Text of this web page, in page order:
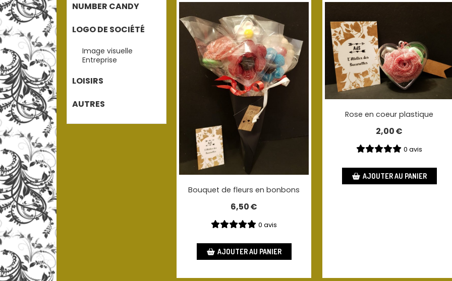
NUMBER CANDY
LOGO DE SOCIÉTÉ
Image visuelle
Entreprise
LOISIRS
AUTRES
Bouquet de fleurs en bonbons
6,50€
0 avis
AJOUTER AU PANIER
Rose en coeur plastique
2,00€
0 avis
AJOUTER AU PANIER